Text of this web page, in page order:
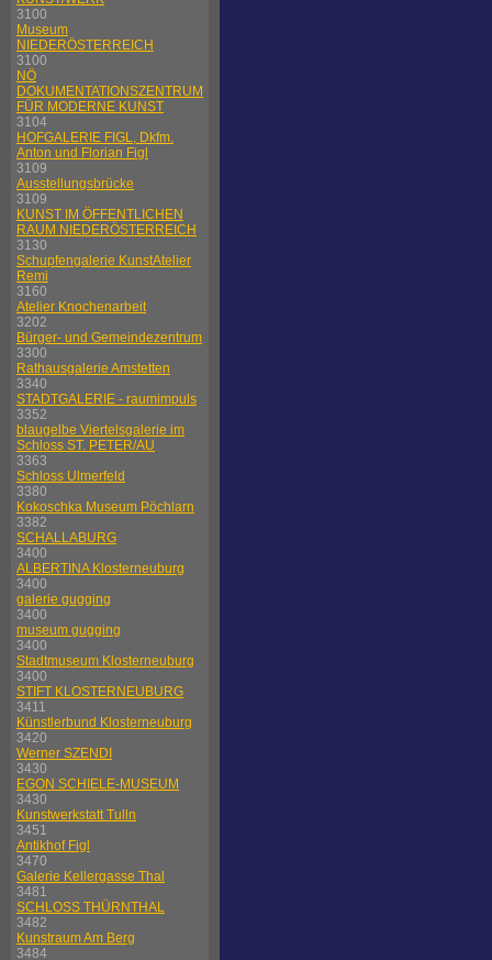
3100
Museum
NIEDERÖSTERREICH
3100
NÖ
DOKUMENTATIONSZENTRUM
FÜR MODERNE KUNST
3104
HOFGALERIE FIGL, Dkfm.
Anton und Florian Figl
3109
Ausstellungsbrücke
3109
KUNST IM ÖFFENTLICHEN
RAUM NIEDERÖSTERREICH
3130
Schupfengalerie KunstAtelier
Remi
3160
Atelier Knochenarbeit
3202
Bürger- und Gemeindezentrum
3300
Rathausgalerie Amstetten
3340
STADTGALERIE - raumimpuls
3352
blaugelbe Viertelsgalerie im
Schloss ST. PETER/AU
3363
Schloss Ulmerfeld
3380
Kokoschka Museum Pöchlarn
3382
SCHALLABURG
3400
ALBERTINA Klosterneuburg
3400
galerie gugging
3400
museum gugging
3400
Stadtmuseum Klosterneuburg
3400
STIFT KLOSTERNEUBURG
3411
Künstlerbund Klosterneuburg
3420
Werner SZENDI
3430
EGON SCHIELE-MUSEUM
3430
Kunstwerkstatt Tulln
3451
Antikhof Figl
3470
Galerie Kellergasse Thal
3481
SCHLOSS THÜRNTHAL
3482
Kunstraum Am Berg
3484